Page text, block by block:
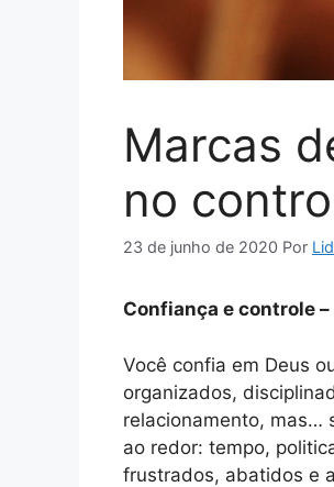
Marcas
no
23 de junho de 2020 Por
Confiança e controle –
Você confia em Deus
organizados,
relacionamento, mas…
ao redor: tempo,
frustrados, abatidos e